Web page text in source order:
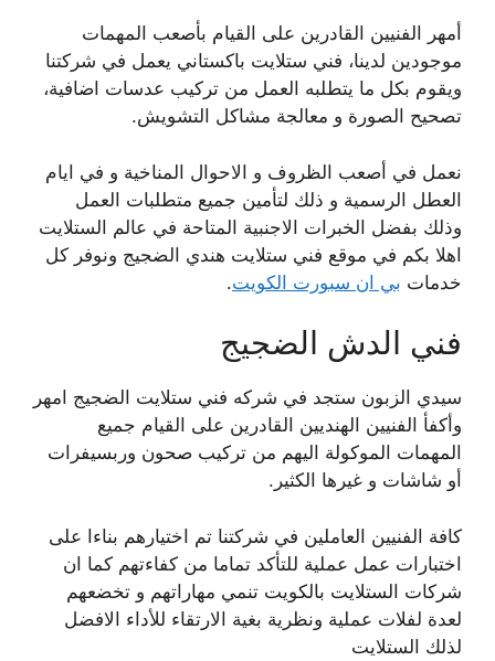
أمهر الفنيين القادرين على القيام بأصعب المهمات
موجودين لدينا، فني ستلايت باكستاني يعمل في شركتنا
ويقوم بكل ما يتطلبه العمل من تركيب عدسات اضافية،
تصحيح الصورة و معالجة مشاكل التشويش.
نعمل في أصعب الظروف و الاحوال المناخية و في ايام
العطل الرسمية و ذلك لتأمين جميع متطلبات العمل
وذلك بفضل الخبرات الاجنبية المتاحة في عالم الستلايت
اهلا بكم في موقع فني ستلايت هندي الضجيج ونوفر كل
خدمات بي ان سبورت الكويت.
فني الدش الضجيج
سيدي الزبون ستجد في شركه فني ستلايت الضجيج امهر
وأكفأ الفنيين الهنديين القادرين على القيام جميع
المهمات الموكولة اليهم من تركيب صحون وربسيفرات
أو شاشات و غيرها الكثير.
كافة الفنيين العاملين في شركتنا تم اختيارهم بناءا على
اختبارات عمل عملية للتأكد تماما من كفاءتهم كما ان
شركات الستلايت بالكويت تنمي مهاراتهم و تخضعهم
لعدة لفلات عملية ونظرية بغية الارتقاء للأداء الافضل
لذلك الستلايت